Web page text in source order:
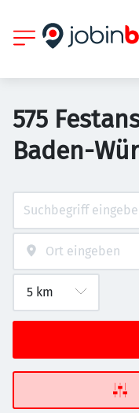
575
Baden-